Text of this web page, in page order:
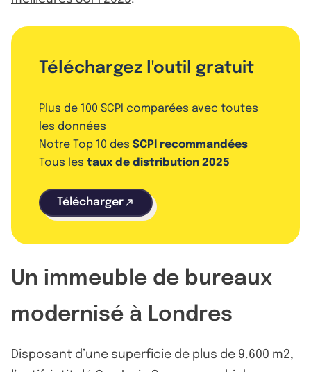
Téléchargez l'outil gratuit
Plus de 100 SCPI comparées avec toutes
les données
Notre Top 10 des SCPI recommandées
Tous les taux de distribution 2025
Télécharger
Un immeuble de bureaux
modernisé à Londres
Disposant d’une superficie de plus de 9.600 m2,